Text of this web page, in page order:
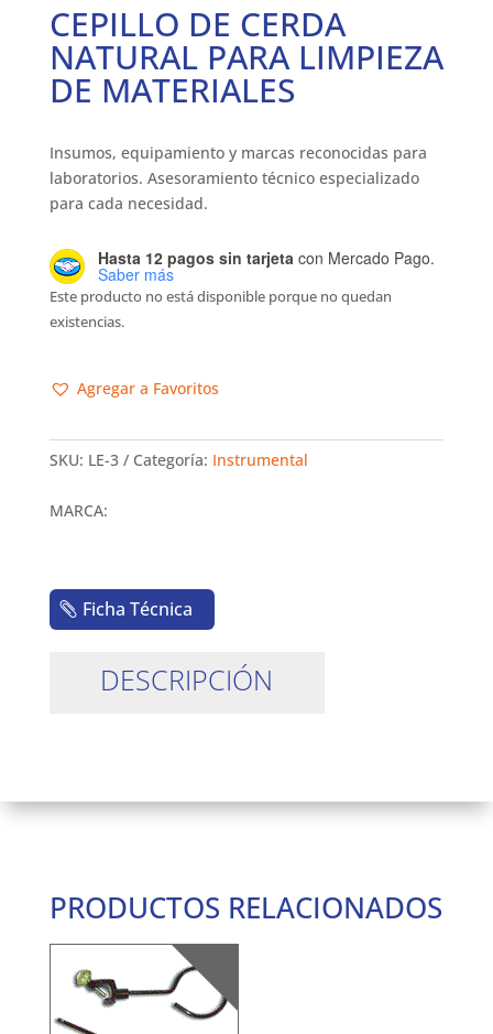
CEPILLO DE CERDA
NATURAL PARA LIMPIEZA
DE MATERIALES
Insumos, equipamiento y marcas reconocidas para
laboratorios. Asesoramiento técnico especializado
para cada necesidad.
Hasta 12 pagos sin tarjetacon Mercado Pago.
Saber más
Este producto no está disponible porque no quedan
existencias.
Agregar a Favoritos
SKU: LE-3 Categoría: Instrumental
MARCA:
Ficha Técnica
DESCRIPCIÓN
PRODUCTOS RELACIONADOS